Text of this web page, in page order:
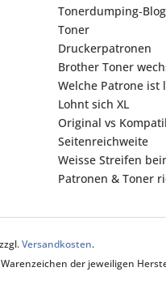
Tonerdumping‑Blog
Toner
Druckerpatronen
Brother Toner
Welche Patrone ist
Lohnt sich XL
Original vs
Seitenreichweite
Weisse Streifen
Patronen & Toner
Versandkosten.
der jeweiligen